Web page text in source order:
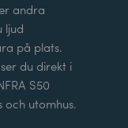
andra
ljud
på plats.
du direkt i
S50
och utomhus.